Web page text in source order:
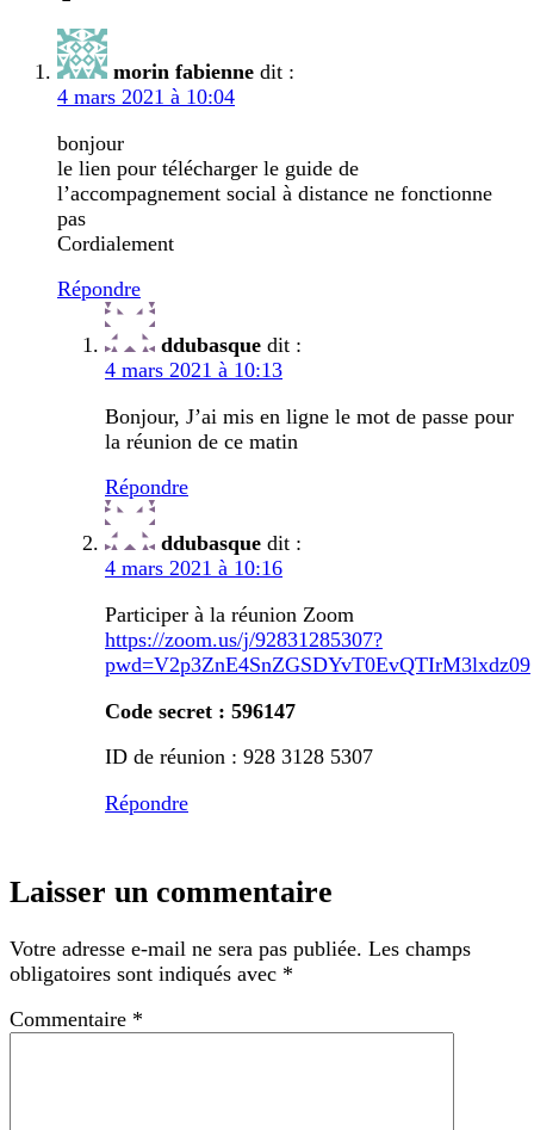
morin fabienne dit :
4 mars 2021 à 10:04
bonjour
le lien pour télécharger le guide de
l’accompagnement social à distance ne fonctionne
pas
Cordialement
Répondre
ddubasque dit :
4 mars 2021 à 10:13
Bonjour, J’ai mis en ligne le mot de passe pour
la réunion de ce matin
Répondre
ddubasque dit :
4 mars 2021 à 10:16
Participer à la réunion Zoom
https://zoom.us/j/92831285307?
pwd=V2p3ZnE4SnZGSDYvT0EvQTIrM3lxdz09
Code secret : 596147
ID de réunion : 928 3128 5307
Répondre
Laisser un commentaire
Votre adresse e-mail ne sera pas publiée. Les champs
obligatoires sont indiqués avec *
Commentaire *